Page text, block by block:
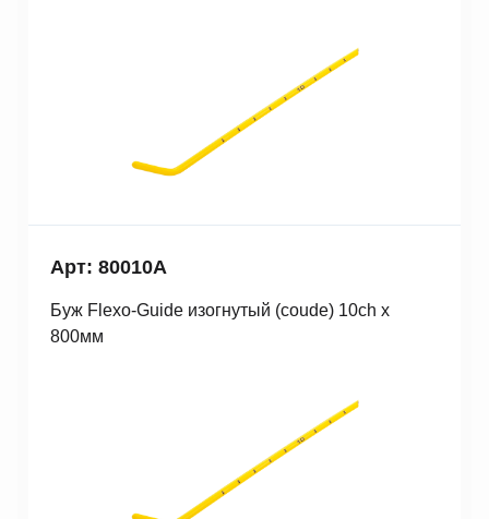
Арт: 80010A
Буж Fleхo-Guide изогнутый (coude) 10ch x
800мм